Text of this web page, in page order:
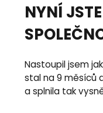
NYNÍ
Nastoupil jsem
stal na 9 měsíců
a splnila tak